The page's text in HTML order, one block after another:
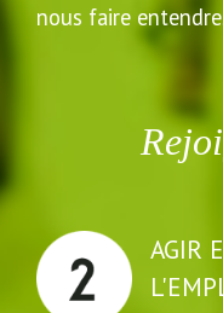
nous faire
AGIR